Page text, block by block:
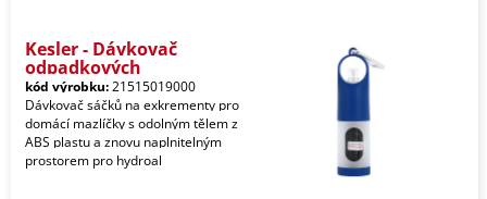
Kesler - Dávkovač
odpadkových
kód výrobku:21515019000
Dávkovač sáčků na exkrementy pro
domácí mazlíčky s odolným tělem z
ABS plastu a znovu naplnitelným
prostorem pro hydroal